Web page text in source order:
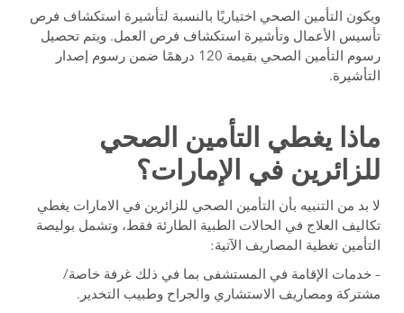
ويكون التأمين الصحي اختياريًا بالنسبة لتأشيرة استكشاف فرص
تأسيس الأعمال وتأشيرة استكشاف فرص العمل. ويتم تحصيل
رسوم التأمين الصحي بقيمة 120 درهمًا ضمن رسوم إصدار
التأشيرة.
ماذا يغطي التأمين الصحي
للزائرين في الإمارات؟
لا بد من التنبيه بأن التأمين الصحي للزائرين في الامارات يغطي
تكاليف العلاج في الحالات الطبية الطارئة فقط، وتشمل بوليصة
التأمين تغطية المصاريف الآتية:
– خدمات الإقامة في المستشفى بما في ذلك غرفة خاصة/
مشتركة ومصاريف الاستشاري والجراح وطبيب التخدير.